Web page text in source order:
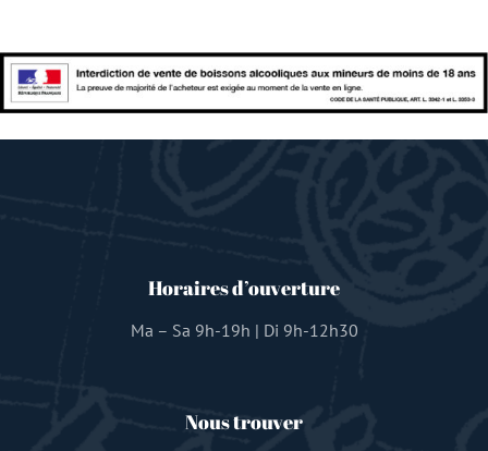
Horaires d’ouverture
Ma – Sa 9h-19h | Di 9h-12h30
Nous trouver